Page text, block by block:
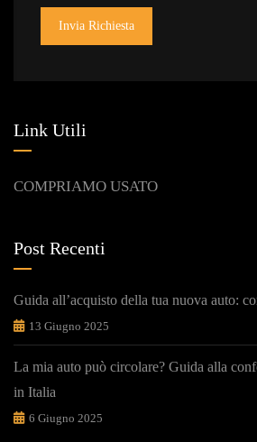
Invia Richiesta
Link Utili
COMPRIAMO USATO
Post Recenti
Guida all’acquisto della tua nuova auto:
13 Giugno 2025
La mia auto può circolare? Guida alla
in Italia
6 Giugno 2025